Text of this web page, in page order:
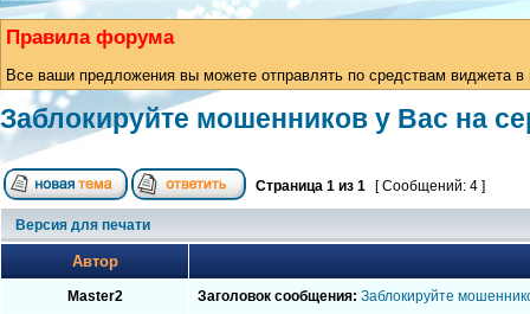
Правила форума
Все ваши предложения вы можете отправлять по средствам виджета
Заблокируйте мошенников у Вас на
Страница 1 из 1 [ Сообщений: 4 ]
Версия для печати
Автор
Master2 Заголовок сообщения: Заблокируйте